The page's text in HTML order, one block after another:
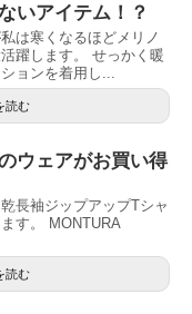
いアイテム！？
は寒くなるほどメリノ
躍します。 せっかく暖
ョンを着用し...
読む
ウェアがお買い得
長袖ジップアップTシャ
す。 MONTURA
読む